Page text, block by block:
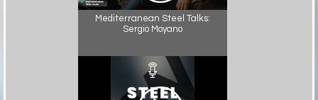
Mediterranean Steel Talks:
Sergio Moyano